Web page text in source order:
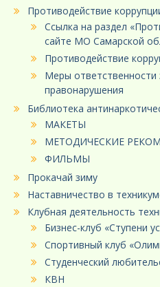
Противодействие
Ссылка на раздел
сайте МО Самарской
Противодействие
Меры ответственности
правонарушения
Библиотека
МАКЕТЫ
МЕТОДИЧЕСКИЕ
ФИЛЬМЫ
Прокачай зиму
Наставничество в
Клубная деятельность
Бизнес-клуб «Ступени
Спортивный клуб
Студенческий
КВН